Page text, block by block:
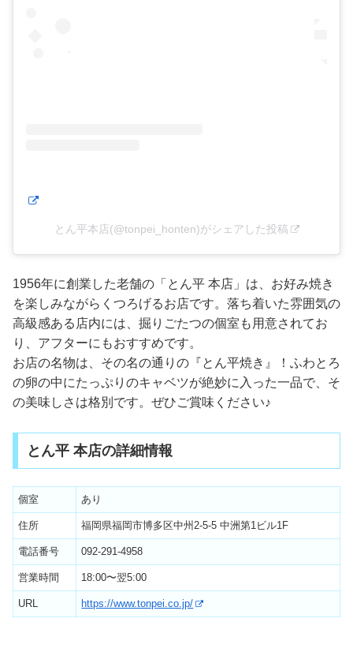
とん平本店(@tonpei_honten)がシェアした投稿
1956年に創業した老舗の「とん平 本店」は、お好み焼き
を楽しみながらくつろげるお店です。落ち着いた雰囲気の
高級感ある店内には、掘りごたつの個室も用意されてお
り、アフターにもおすすめです。
お店の名物は、その名の通りの『とん平焼き』！ふわとろ
の卵の中にたっぷりのキャベツが絶妙に入った一品で、そ
の美味しさは格別です。ぜひご賞味ください♪
とん平 本店の詳細情報
個室 あり
住所 福岡県福岡市博多区中州2-5-5 中洲第1ビル1F
電話番号 092-291-4958
営業時間 18:00〜翌5:00
URL https://www.tonpei.co.jp/